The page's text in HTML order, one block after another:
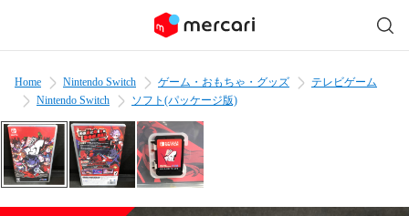
Home Nintendo Switch ゲーム・おもちゃ・グッズ
テレビゲーム
Nintendo Switch
ソフト(パッケージ版)